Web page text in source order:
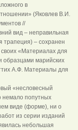
в
(Яковлев В.И.
//
вид – неправильная
трапеция) – сохранен
«Материалах для
образцами марийских
А.Ф. Материалы для
«несловесный
немало попутных
виде (форме), ни о
из серии изданий
небольшая